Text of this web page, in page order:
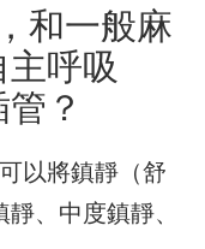
和一般麻
呼吸
？
可以將鎮靜（舒
、中度鎮靜、